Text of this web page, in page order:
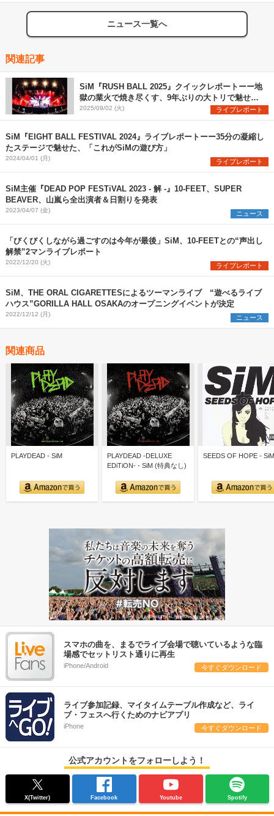
ニュース一覧へ
関連記事
SiM『RUSH BALL 2025』クイックレポートーー地
獄の業火で焼き尽くす、9年ぶりの大トリで魅せた
圧巻のステージ
2025/09/02 (火) ライブレポート
SiM『EIGHT BALL FESTIVAL 2024』ライブレポートーー35分の凝縮し
たステージで魅せた、「これがSiMの遊び方」
2024/04/01 (月) ライブレポート
SiM主催『DEAD POP FESTiVAL 2023 - 解 -』10-FEET、SUPER
BEAVER、山嵐ら全出演者＆日割りを発表
2023/04/07 (金) ニュース
「びくびくしながら過ごすのは今年が最後」SiM、10-FEETとの“声出し
解禁”2マンライブレポート
2022/12/20 (火) ライブレポート
SiM、THE ORAL CIGARETTESによるツーマンライブ “遊べるライブ
ハウス”GORILLA HALL OSAKAのオープニングイベントが決定
2022/12/12 (月) ニュース
関連商品
PLAYDEAD - SiM
PLAYDEAD -DELUXE
EDiTiON- - SiM (特典なし)
SEEDS OF HOPE - SiM
スマホの曲を、まるでライブ会場で聴いているような臨
場感でセットリスト通りに再生
iPhone/Android 今すぐダウンロード
ライブ参加記録、マイタイムテーブル作成など、ライ
ブ・フェスへ行くためのナビアプリ
iPhone 今すぐダウンロード
公式アカウントをフォローしよう！
X(Twitter) Facebook Youtube Spotify